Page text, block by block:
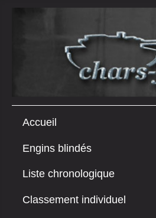
Accueil
Engins blindés
Liste chronologique
Classement individuel